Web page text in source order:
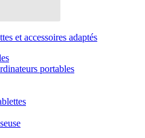
et accessoires adaptés
portables